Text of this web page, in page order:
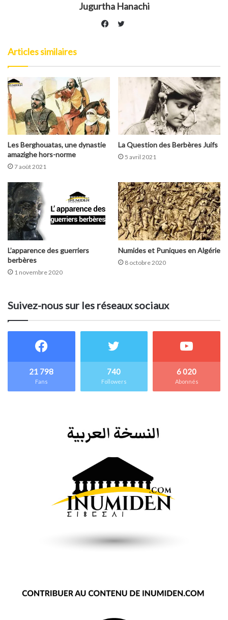
Jugurtha Hanachi
Twitter
Articles similaires
Les Berghouatas, une dynastie
amazighe hors-norme
7 août 2021
La Question des Berbères Juifs
5 avril 2021
L’apparence des guerriers
berbères
1 novembre 2020
Numides et Puniques en Algérie
8 octobre 2020
Suivez-nous sur les réseaux sociaux
21 798
Fans
740
Followers
6 020
Abonnés